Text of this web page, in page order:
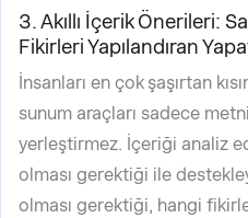
3. Akıllı İçerik Önerileri:
Fikirleri Yapılandıran
İnsanları en çok şaşırtan
sunum araçları sadece
yerleştirmez. İçeriği analiz
olması gerektiği ile
olması gerektiği, hangi